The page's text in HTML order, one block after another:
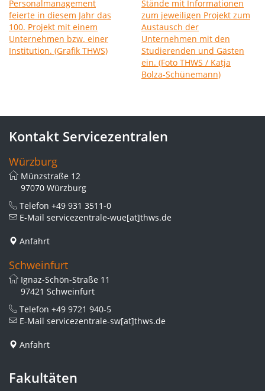
Kontakt Servicezentralen
Würzburg
Münzstraße 12
97070 Würzburg
Telefon +49 931 3511-0
E-Mail servicezentrale-wue[at]thws.de
Anfahrt
Schweinfurt
Ignaz-Schön-Straße 11
97421 Schweinfurt
Telefon +49 9721 940-5
E-Mail servicezentrale-sw[at]thws.de
Anfahrt
Fakultäten